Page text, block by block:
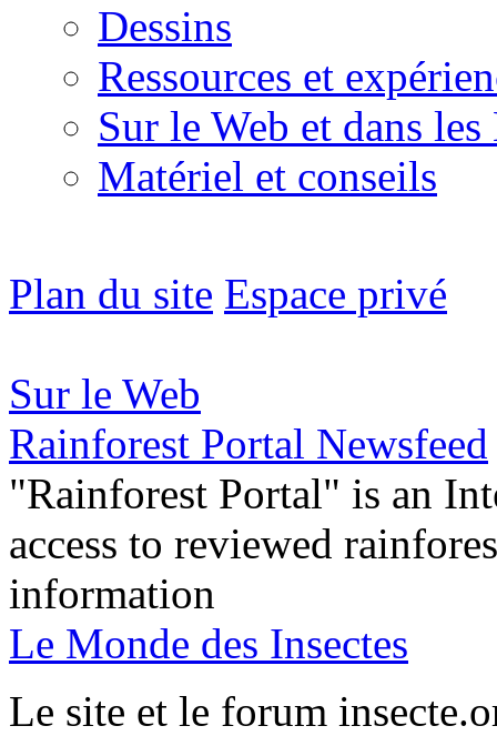
Dessins
Ressources et
Sur le Web et dans
Matériel et conseils
Plan du site Espace privé
Sur le Web
Rainforest Portal Newsfeed
"Rainforest Portal" is an
access to reviewed
information
Le Monde des Insectes
Le site et le forum